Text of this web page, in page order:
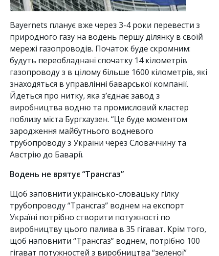
Bayernets планує вже через 3-4 роки перевести з
природного газу на водень першу ділянку в своїй
мережі газопроводів. Початок буде скромним:
будуть переобладнані спочатку 14 кілометрів
газопроводу з в цілому більше 1600 кілометрів, які
знаходяться в управлінні баварської компанії.
Йдеться про нитку, яка з’єднає завод з
виробництва водню та промисловий кластер
поблизу міста Бургхаузен. “Це буде моментом
зародження майбутнього водневого
трубопроводу з України через Словаччину та
Австрію до Баварії.
Водень не врятує “Трансгаз”
Щоб заповнити українсько-словацьку гілку
трубопроводу “Трансгаз” воднем на експорт
Україні потрібно створити потужності по
виробництву цього палива в 35 гігават. Крім того,
щоб наповнити “Трансгаз” воднем, потрібно 100
гігават потужностей з виробництва “зеленої”